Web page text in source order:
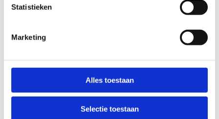
Statistieken
Marketing
Alles toestaan
Selectie toestaan
Meer informatie
Labels & tags
#BEVRIJDINGSFESTIVAL